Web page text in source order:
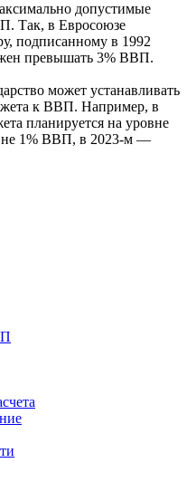
допустимые
Так, в Евросоюзе
подписанному в 1992
превышать 3% ВВП.
может устанавливать
к ВВП. Например, в
планируется на уровне
1% ВВП, в 2023-м —